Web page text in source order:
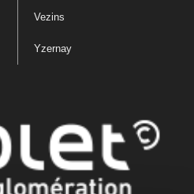
Vezins
Yzernay